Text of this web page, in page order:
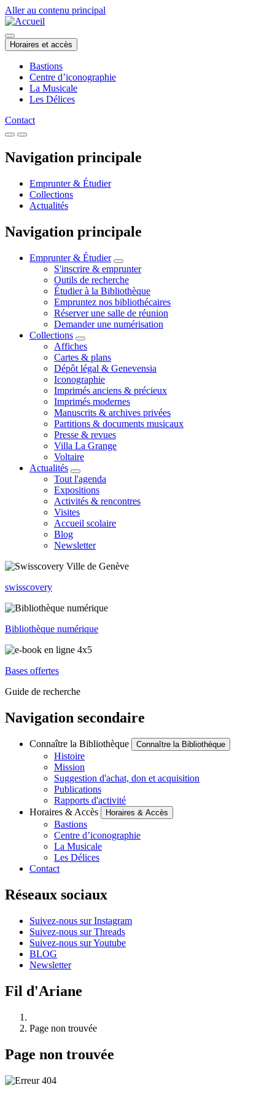
Aller au contenu principal
Horaires et accès
Bastions
Centre d’iconographie
La Musicale
Les Délices
Contact
Navigation principale
Emprunter & Étudier
Collections
Actualités
Navigation principale
Emprunter & Étudier
S'inscrire & emprunter
Outils de recherche
Étudier à la Bibliothèque
Empruntez nos bibliothécaires
Réserver une salle de réunion
Demander une numérisation
Collections
Affiches
Cartes & plans
Dépôt légal & Genevensia
Iconographie
Imprimés anciens & précieux
Imprimés modernes
Manuscrits & archives privées
Partitions & documents musicaux
Presse & revues
Villa La Grange
Voltaire
Actualités
Tout l'agenda
Expositions
Activités & rencontres
Visites
Accueil scolaire
Blog
Newsletter
swisscovery
Bibliothèque numérique
Bases offertes
Guide de recherche
Navigation secondaire
Connaître la Bibliothèque Connaître la Bibliothèque
Histoire
Mission
Suggestion d'achat, don et acquisition
Publications
Rapports d'activité
Horaires & Accès
Horaires & Accès
Bastions
Centre d’iconographie
La Musicale
Les Délices
Contact
Réseaux sociaux
Suivez-nous sur Instagram
Suivez-nous sur Threads
Suivez-nous sur Youtube
BLOG
Newsletter
Fil d'Ariane
Page non trouvée
Page non trouvée